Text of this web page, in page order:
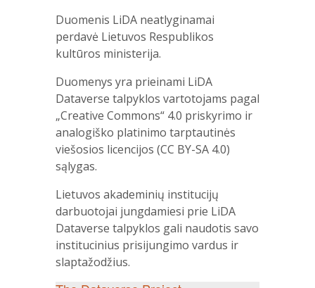
Duomenis LiDA neatlyginamai
perdavė Lietuvos Respublikos
kultūros ministerija.
Duomenys yra prieinami LiDA
Dataverse talpyklos vartotojams pagal
„Creative Commons“ 4.0 priskyrimo ir
analogiško platinimo tarptautinės
viešosios licencijos (CC BY-SA 4.0)
sąlygas.
Lietuvos akademinių institucijų
darbuotojai jungdamiesi prie LiDA
Dataverse talpyklos gali naudotis savo
institucinius prisijungimo vardus ir
slaptažodžius.